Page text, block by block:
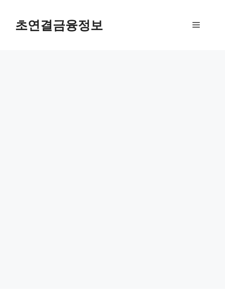
초연결금융정보 메